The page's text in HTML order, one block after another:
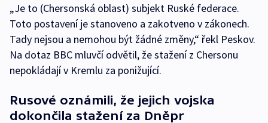
„Je to (Chersonská oblast) subjekt Ruské federace.
Toto postavení je stanoveno a zakotveno v zákonech.
Tady nejsou a nemohou být žádné změny,“ řekl Peskov.
Na dotaz BBC mluvčí odvětil, že stažení z Chersonu
nepokládají v Kremlu za ponižující.
Rusové oznámili, že jejich vojska
dokončila stažení za Dněpr